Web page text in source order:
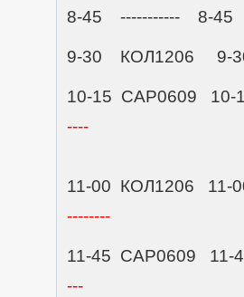
8-45 ----------- 8-
9-30 КОЛ1206 9-
10-15 САР0609 10-
----
11-00 КОЛ1206 11-
--------
11-45 САР0609 11-
---